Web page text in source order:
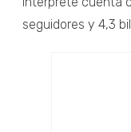
seguidores y 4,3